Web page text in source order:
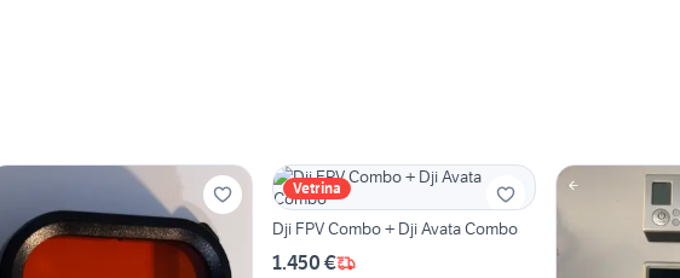
Vetrina
Dji FPV Combo + Dji Avata Combo
1.450 €